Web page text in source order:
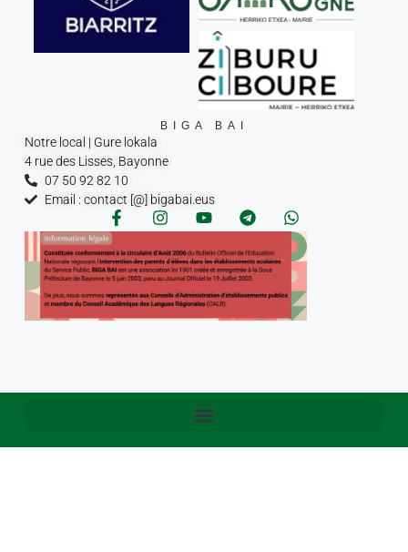
BIGA BAI
Notre local | Gure lokala
4 rue des Lisses, Bayonne
07 50 92 82 10
Email : contact [@] bigabai.eus